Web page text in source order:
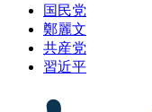
国民党
鄭麗文
共産党
習近平